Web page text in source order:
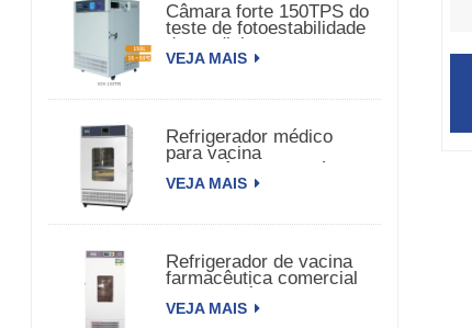
Câmara forte 150TPS do
teste de fotoestabilidade
da medicina
VEJA MAIS
Refrigerador médico
para vacina
farmacêutica biomédica
VEJA MAIS
Refrigerador de vacina
farmacêutica comercial
para farmácia
VEJA MAIS